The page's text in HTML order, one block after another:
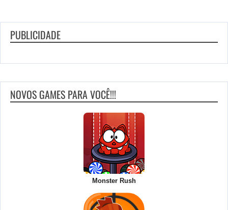
PUBLICIDADE
NOVOS GAMES PARA VOCÊ!!!
Monster Rush